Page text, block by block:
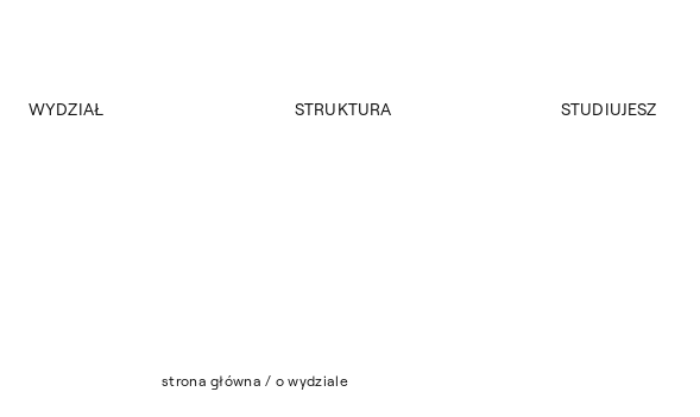
WYDZIAŁ STRUKTURA STUDIUJESZ
strona główna / o wydziale